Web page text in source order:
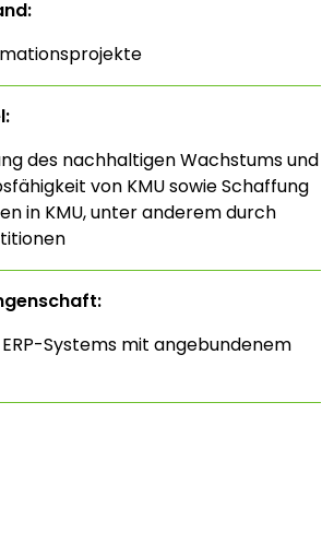
des nachhaltigen Wachstums und
von KMU sowie Schaffung
in KMU, unter anderem durch
Systems mit angebundenem